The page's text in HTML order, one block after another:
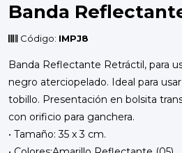
Banda
Código: IMPJ8
Banda Reflectante Retráctil, para
negro aterciopelado. Ideal para
tobillo. Presentación en bolsita
con orificio para ganchera.
• Tamaño: 35 x 3 cm.